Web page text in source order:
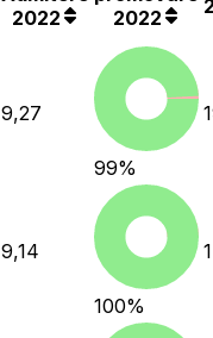
2022
2022
9,27
99%
9,14
100%